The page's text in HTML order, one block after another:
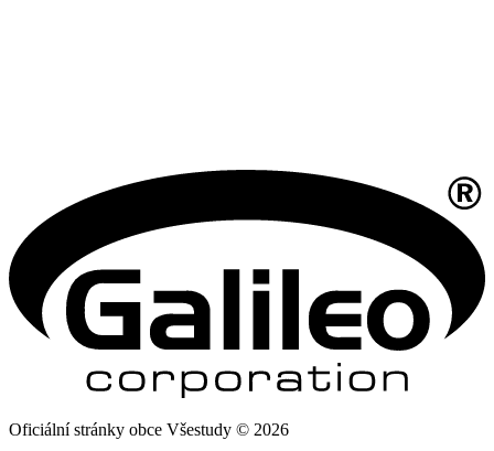
Oficiální stránky obce Všestudy © 2026